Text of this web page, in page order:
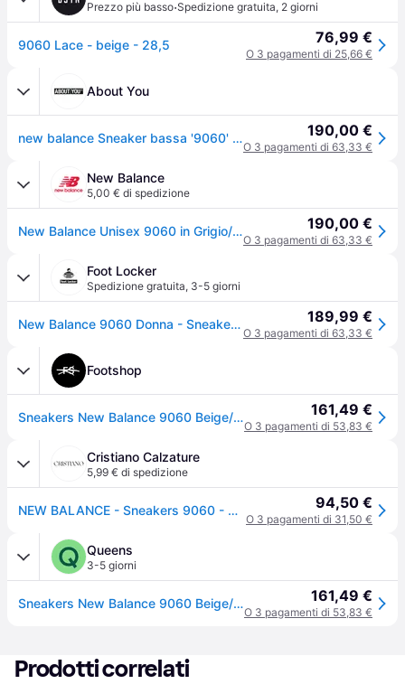
Prezzo più basso·Spedizione gratuita, 2 giorni
9060 Lace - beige - 28,5 76,99 €
O 3 pagamenti di 25,66 €
About You
new balance Sneaker bassa '9060' grigio / grigio chiaro 190,00 €
O 3 pagamenti di 63,33 €
New Balance
5,00 € di spedizione
New Balance Unisex 9060 in Grigio/Bianco, Pelle Scamosciata/Rete, Taglia 38.5 190,00 €
O 3 pagamenti di 63,33 €
Foot Locker
Spedizione gratuita, 3-5 giorni
New Balance 9060 Donna - Sneakers Grigio - Taglia 38.5 - Pelle - Grey 189,99 €
O 3 pagamenti di 63,33 €
Footshop
Sneakers New Balance 9060 Beige/ Sea Salt EUR 43 161,49 €
O 3 pagamenti di 53,83 €
Cristiano Calzature
5,99 € di spedizione
NEW BALANCE - Sneakers 9060 - Colore: Beige,Taglia: 46½ 94,50 €
O 3 pagamenti di 31,50 €
Queens
3-5 giorni
Sneakers New Balance 9060 Beige/ Sea Salt EUR 43 161,49 €
O 3 pagamenti di 53,83 €
Prodotti correlati